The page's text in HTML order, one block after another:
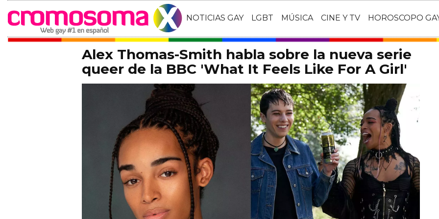
NOTICIAS GAY LGBT MÚSICA CINE Y TV HOROSCOPO
Alex Thomas-Smith habla sobre la nueva serie
queer de la BBC 'What It Feels Like For A Girl'